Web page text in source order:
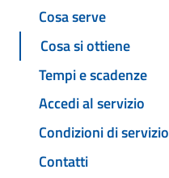
Cosa serve
Cosa si ottiene
Tempi e scadenze
Accedi al servizio
Condizioni di servizio
Contatti